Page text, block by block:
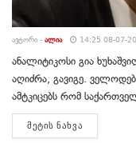
ᲐᲕᲢᲝᲠᲘ - ᲐᲚᲘᲐ 14:25 08-07-
ანალიტიკოსი გია
აღიძრა, გავიგე.
ამტკიცებს რომ
ᲛᲔᲢᲘᲡ ᲜᲐᲮᲕᲐ